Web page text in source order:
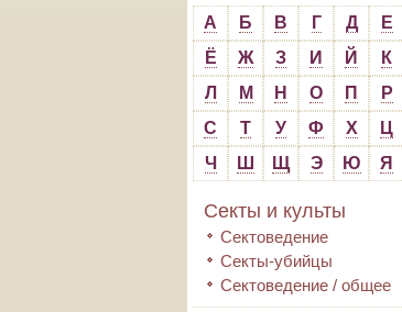
А Б В Г Д
Е
Ё
Ж З И Й
К
Л
М Н О П
Р
С
Т У Ф Х
Ц
Ч
Ш Щ Э Ю Я
Секты и культы
Сектоведение
Секты-убийцы
Сектоведение / общее